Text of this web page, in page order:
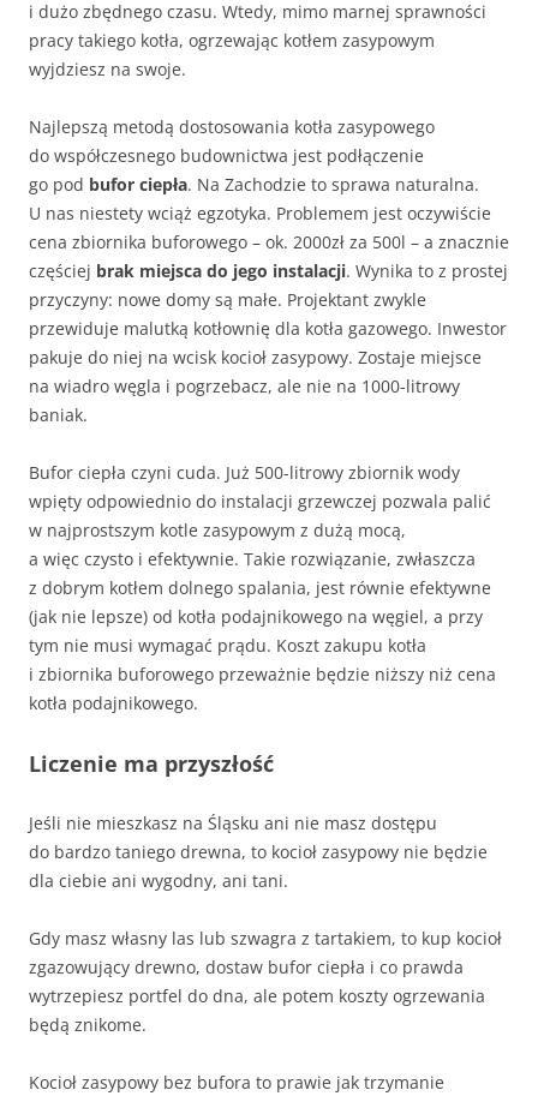
i dużo zbędnego czasu. Wtedy, mimo marnej sprawności
pracy takiego kotła, ogrzewając kotłem zasypowym
wyjdziesz na swoje.
Najlepszą metodą dostosowania kotła zasypowego
do współczesnego budownictwa jest podłączenie
go pod bufor ciepła. Na Zachodzie to sprawa naturalna.
U nas niestety wciąż egzotyka. Problemem jest oczywiście
cena zbiornika buforowego – ok. 2000zł za 500l – a znacznie
częściej brak miejsca do jego instalacji. Wynika to z prostej
przyczyny: nowe domy są małe. Projektant zwykle
przewiduje malutką kotłownię dla kotła gazowego. Inwestor
pakuje do niej na wcisk kocioł zasypowy. Zostaje miejsce
na wiadro węgla i pogrzebacz, ale nie na 1000-litrowy
baniak.
Bufor ciepła czyni cuda. Już 500-litrowy zbiornik wody
wpięty odpowiednio do instalacji grzewczej pozwala palić
w najprostszym kotle zasypowym z dużą mocą,
a więc czysto i efektywnie. Takie rozwiązanie, zwłaszcza
z dobrym kotłem dolnego spalania, jest równie efektywne
(jak nie lepsze) od kotła podajnikowego na węgiel, a przy
tym nie musi wymagać prądu. Koszt zakupu kotła
i zbiornika buforowego przeważnie będzie niższy niż cena
kotła podajnikowego.
Liczenie ma przyszłość
Jeśli nie mieszkasz na Śląsku ani nie masz dostępu
do bardzo taniego drewna, to kocioł zasypowy nie będzie
dla ciebie ani wygodny, ani tani.
Gdy masz własny las lub szwagra z tartakiem, to kup kocioł
zgazowujący drewno, dostaw bufor ciepła i co prawda
wytrzepiesz portfel do dna, ale potem koszty ogrzewania
będą znikome.
Kocioł zasypowy bez bufora to prawie jak trzymanie